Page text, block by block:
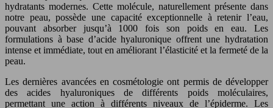
hydratants modernes. Cette molécule, naturellement présente dans
notre peau, possède une capacité exceptionnelle à retenir l’eau,
pouvant absorber jusqu’à 1000 fois son poids en eau. Les
formulations à base d’acide hyaluronique offrent une hydratation
intense et immédiate, tout en améliorant l’élasticité et la fermeté de la
peau.
Les dernières avancées en cosmétologie ont permis de développer
des acides hyaluroniques de différents poids moléculaires,
permettant une action à différents niveaux de l’épiderme. Les